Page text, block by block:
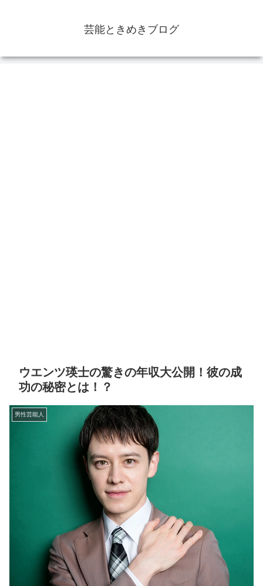
芸能ときめきブログ
ウエンツ瑛士の驚きの年収大公開！彼の成
功の秘密とは！？
男性芸能人